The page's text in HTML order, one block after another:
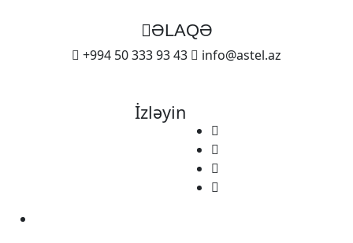
ƏLAQƏ
+994 50 333 93 43 info@astel.az
İzləyin